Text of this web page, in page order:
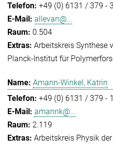
+49 (0) 6131 / 379 -
allevan@...
0.504
Arbeitskreis Synthese
Planck-Institut für
Amann-Winkel, Katrin
+49 (0) 6131 / 379 -
amannk@...
2.119
Arbeitskreis Physik